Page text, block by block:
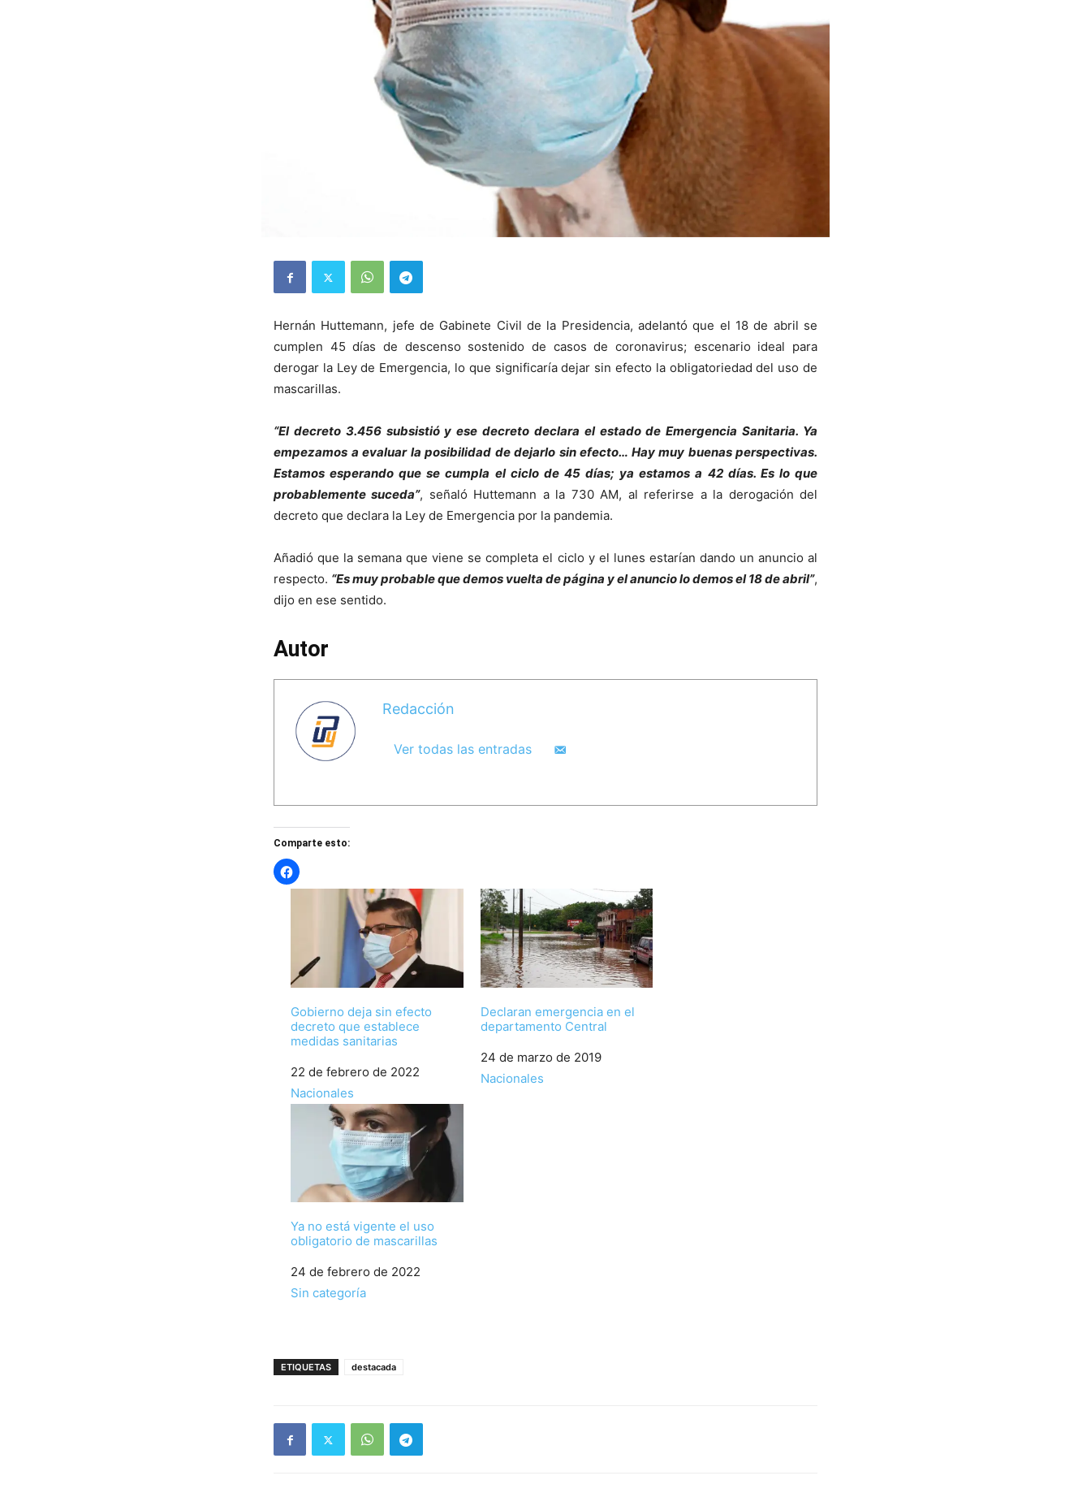
Hernán Huttemann, jefe de Gabinete Civil de la Presidencia, adelantó que el 18 de abril se
cumplen 45 días de descenso sostenido de casos de coronavirus; escenario ideal para
derogar la Ley de Emergencia, lo que significaría dejar sin efecto la obligatoriedad del uso de
mascarillas.
“El decreto 3.456 subsistió y ese decreto declara el estado de Emergencia Sanitaria. Ya
empezamos a evaluar la posibilidad de dejarlo sin efecto… Hay muy buenas perspectivas.
Estamos esperando que se cumpla el ciclo de 45 días; ya estamos a 42 días. Es lo que
probablemente suceda”, señaló Huttemann a la 730 AM, al referirse a la derogación del
decreto que declara la Ley de Emergencia por la pandemia.
Añadió que la semana que viene se completa el ciclo y el lunes estarían dando un anuncio al
respecto. “Es muy probable que demos vuelta de página y el anuncio lo demos el 18 de abril”,
dijo en ese sentido.
Autor
Redacción
Ver todas las entradas
Comparte esto:
Gobierno deja sin efecto
decreto que establece
medidas sanitarias
Fecha
22 de febrero de 2022
Respecto a
Nacionales
Declaran emergencia en el
departamento Central
Fecha
24 de marzo de 2019
Respecto a
Nacionales
Ya no está vigente el uso
obligatorio de mascarillas
Fecha
24 de febrero de 2022
Respecto a
Sin categoría
ETIQUETAS destacada